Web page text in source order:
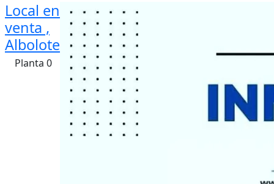
Local en
venta ,
Albolote
Planta 0